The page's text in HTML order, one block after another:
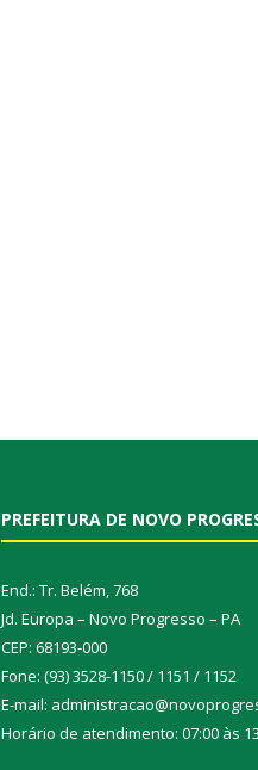
PREFEITURA DE NOVO
End.: Tr. Belém, 768
Jd. Europa – Novo Progresso – PA
CEP: 68193-000
Fone: (93) 3528-1150 / 1151 / 1152
E-mail:
Horário de atendimento: 07:00 às